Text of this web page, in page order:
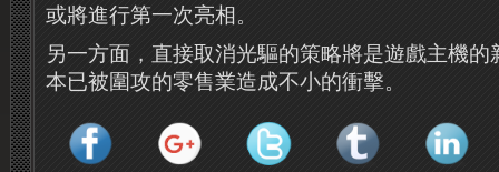
或將進行第一次亮相。
另一方面，直接取消光驅的策略將是遊戲主機
本已被圍攻的零售業造成不小的衝擊。